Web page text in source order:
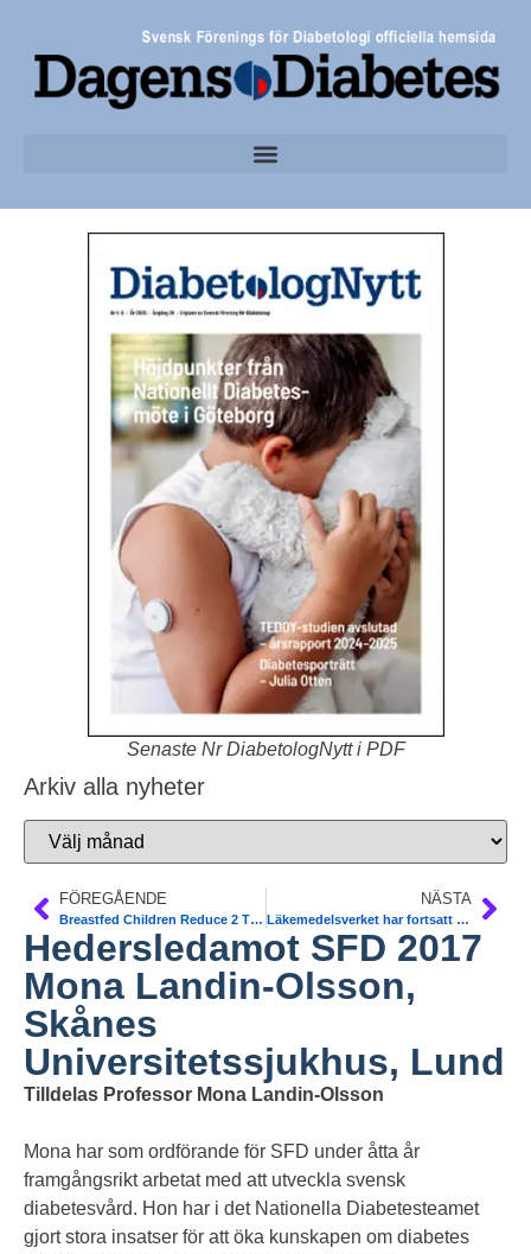
Senaste Nr DiabetologNytt i PDF
Arkiv alla nyheter
FÖREGÅENDE
Breastfed Children Reduce 2 Times Risk of Type 1 Diabetes. Two Large Scandinavian Birth Cohorts. Diab Care
NÄSTA
Läkemedelsverket har fortsatt fokus 2017 på diabetesprodukter
Hedersledamot SFD 2017
Mona Landin-Olsson,
Skånes
Universitetssjukhus, Lund
Tilldelas Professor Mona Landin-Olsson
Mona har som ordförande för SFD under åtta år
framgångsrikt arbetat med att utveckla svensk
diabetesvård. Hon har i det Nationella Diabetesteamet
gjort stora insatser för att öka kunskapen om diabetes